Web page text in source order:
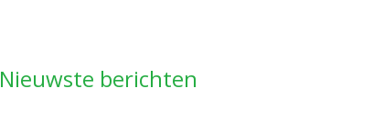
Nieuwste berichten